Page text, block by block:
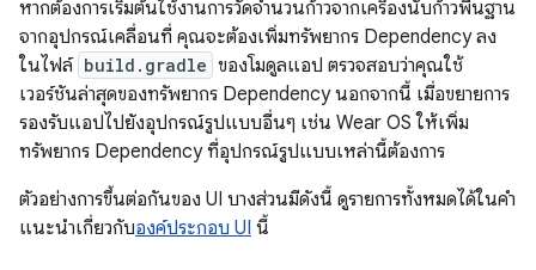
หากต้องการเริ่มต้นใช้งานการวัดจำนวนก้าวจากเครื่องนับก้าวพื้นฐาน
จากอุปกรณ์เคลื่อนที่ คุณจะต้องเพิ่มทรัพยากร Dependency ลง
ในไฟล์ build.gradle ของโมดูลแอป ตรวจสอบว่าคุณใช้
เวอร์ชันล่าสุดของทรัพยากร Dependency นอกจากนี้ เมื่อขยายการ
รองรับแอปไปยังอุปกรณ์รูปแบบอื่นๆ เช่น Wear OS ให้เพิ่ม
ทรัพยากร Dependency ที่อุปกรณ์รูปแบบเหล่านี้ต้องการ
ตัวอย่างการขึ้นต่อกันของ UI บางส่วนมีดังนี้ ดูรายการทั้งหมดได้ในคำ
แนะนำเกี่ยวกับองค์ประกอบ UI นี้